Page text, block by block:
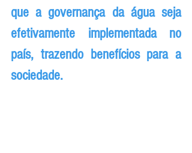
que a governança da água seja
efetivamente implementada no
país, trazendo benefícios para a
sociedade.